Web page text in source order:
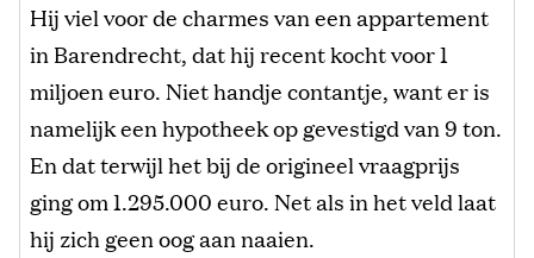
Hij viel voor de charmes van een appartement
in Barendrecht, dat hij recent kocht voor 1
miljoen euro. Niet handje contantje, want er is
namelijk een hypotheek op gevestigd van 9 ton.
En dat terwijl het bij de origineel vraagprijs
ging om 1.295.000 euro. Net als in het veld laat
hij zich geen oog aan naaien.